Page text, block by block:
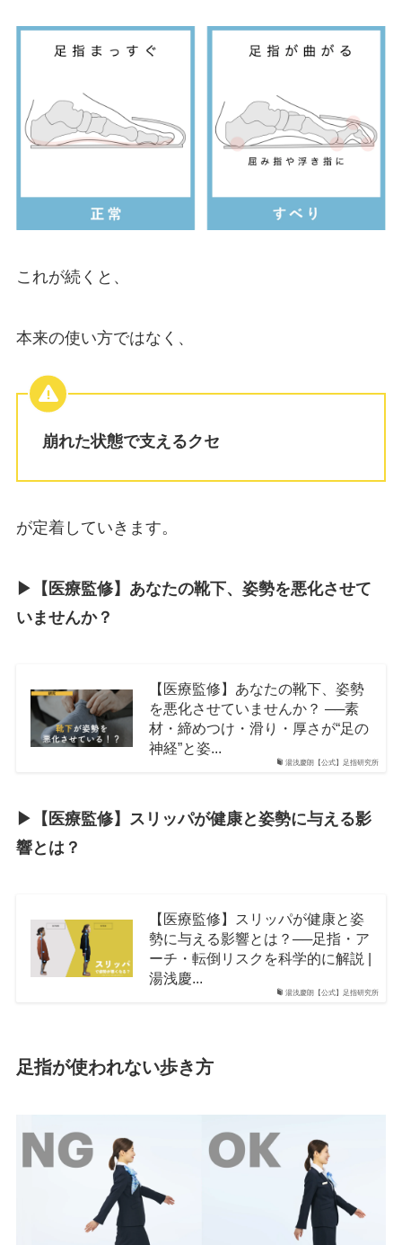
これが続くと、
本来の使い方ではなく、
崩れた状態で支えるクセ
が定着していきます。
▶︎【医療監修】あなたの靴下、姿勢を悪化させて
いませんか？
湯浅慶朗【公式】足指研究所
【医療監修】あなたの靴下、姿勢
を悪化させていませんか？ ──素
材・締めつけ・滑り・厚さが“足の
神経”と姿...
▶︎【医療監修】スリッパが健康と姿勢に与える影
響とは？
湯浅慶朗【公式】足指研究所
【医療監修】スリッパが健康と姿
勢に与える影響とは？──足指・ア
ーチ・転倒リスクを科学的に解説 |
湯浅慶...
足指が使われない歩き方